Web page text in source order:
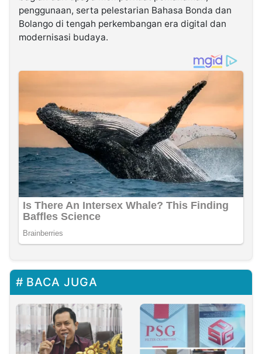
penggunaan, serta pelestarian Bahasa Bonda dan
Bolango di tengah perkembangan era digital dan
modernisasi budaya.
BACA JUGA